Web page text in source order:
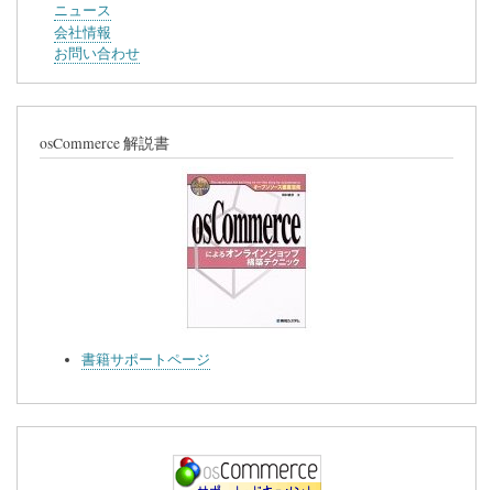
ニュース
会社情報
お問い合わせ
osCommerce 解説書
書籍サポートページ